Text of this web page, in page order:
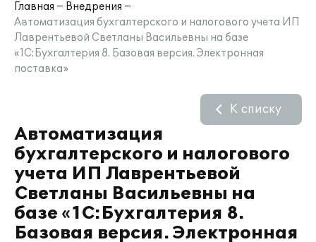
Главная
Внедрения
Автоматизация бухгалтерского и налогового учета ИП
Лаврентьевой Светланы Васильевны на базе
«1С:Бухгалтерия 8. Базовая версия. Электронная
поставка»
Автоматизация
бухгалтерского и налогового
учета ИП Лаврентьевой
Светланы Васильевны на
базе «1С:Бухгалтерия 8.
Базовая версия. Электронная
К списку